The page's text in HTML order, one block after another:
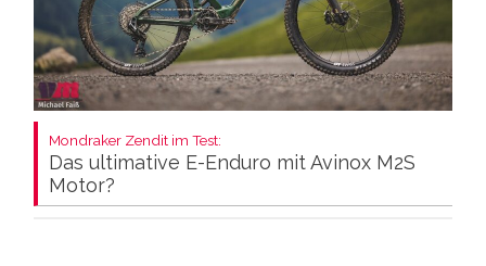
Mondraker Zendit im Test:
Das ultimative E-Enduro mit Avinox M2S
Motor?